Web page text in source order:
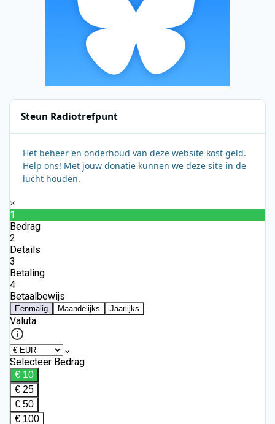
Steun Radiotrefpunt
Het beheer en onderhoud van deze website kost geld.
Help ons! Met jouw donatie kunnen we deze site in de
lucht houden.